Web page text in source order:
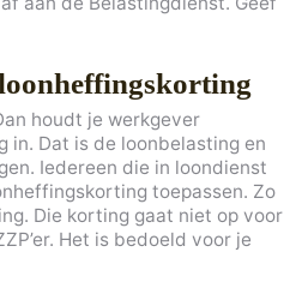
houdt je werkgever
in. Dat is de loonbelasting en
Iedereen die in loondienst
toepassen. Zo
Die korting gaat niet op voor
Het is bedoeld voor je